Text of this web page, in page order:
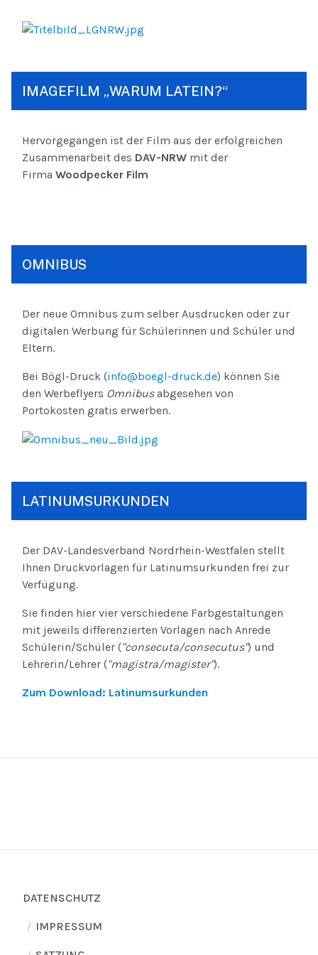
IMAGEFILM „WARUM LATEIN?“
Hervorgegangen ist der Film aus der erfolgreichen
Zusammenarbeit des DAV-NRW mit der
Firma Woodpecker Film
OMNIBUS
Der neue Omnibus zum selber Ausdrucken oder zur
digitalen Werbung für Schülerinnen und Schüler und
Eltern.
Bei Bögl-Druck (info@boegl-druck.de) können Sie
den Werbeflyers Omnibusabgesehen von
Portokosten gratis erwerben.
LATINUMSURKUNDEN
Der DAV-Landesverband Nordrhein-Westfalen stellt
Ihnen Druckvorlagen für Latinumsurkunden frei zur
Verfügung.
Sie finden hier vier verschiedene Farbgestaltungen
mit jeweils differenzierten Vorlagen nach Anrede
Schülerin/Schüler ("consecuta/consecutus") und
Lehrerin/Lehrer ("magistra/magister").
Zum Download: Latinumsurkunden
DATENSCHUTZ
IMPRESSUM